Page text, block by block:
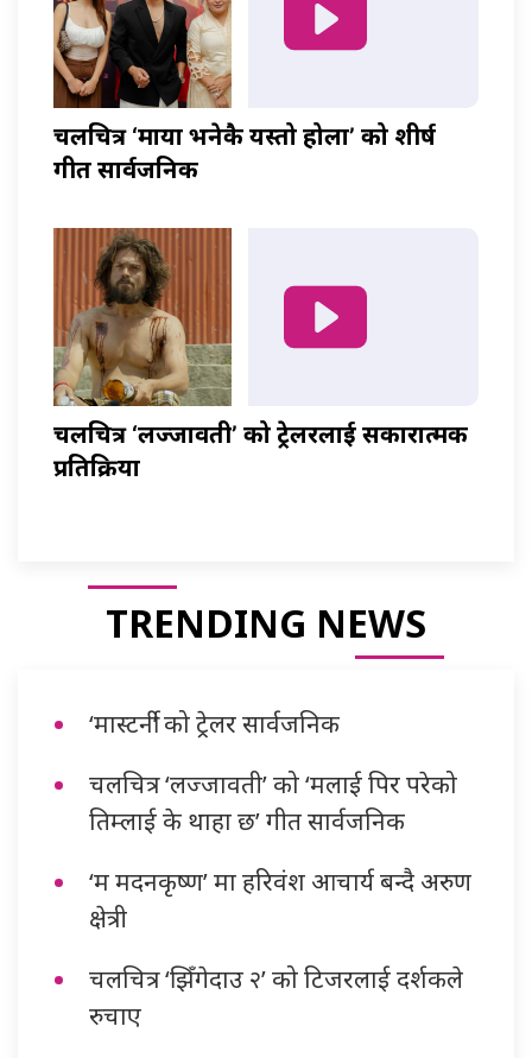
चलचित्र ‘माया भनेकै यस्तो होला’ को शीर्ष
गीत सार्वजनिक
चलचित्र ‘लज्जावती’ को ट्रेलरलाई सकारात्मक
प्रतिक्रिया
TRENDING NEWS
‘मास्टर्नी’ को ट्रेलर सार्वजनिक
चलचित्र ‘लज्जावती’ को ‘मलाई पिर परेको
तिम्लाई के थाहा छ’ गीत सार्वजनिक
‘म मदनकृष्ण’ मा हरिवंश आचार्य बन्दै अरुण
क्षेत्री
चलचित्र ‘झिँगेदाउ २’ को टिजरलाई दर्शकले
रुचाए